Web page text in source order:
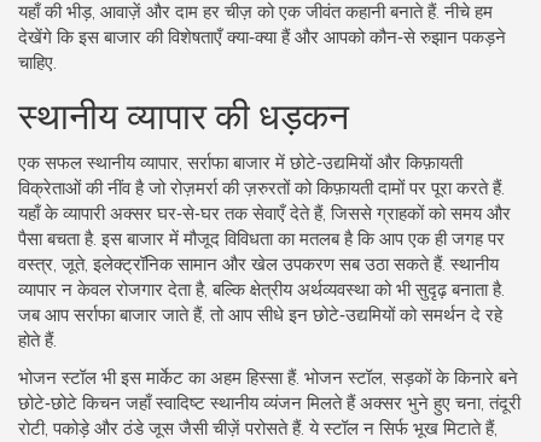
यहाँ की भीड़, आवाज़ें और दाम हर चीज़ को एक जीवंत कहानी बनाते हैं. नीचे हम
देखेंगे कि इस बाजार की विशेषताएँ क्या‑क्या हैं और आपको कौन‑से रुझान पकड़ने
चाहिए.
स्थानीय व्यापार की धड़कन
एक सफलस्थानीय व्यापार,सर्राफा बाजार में छोटे‑उद्यमियों और किफ़ायती
विक्रेताओं की नींव हैजो रोज़मर्रा की ज़रुरतों को किफ़ायती दामों पर पूरा करते हैं.
यहाँ के व्यापारी अक्सर घर‑से‑घर तक सेवाएँ देते हैं, जिससे ग्राहकों को समय और
पैसा बचता है. इस बाजार में मौजूद विविधता का मतलब है कि आप एक ही जगह पर
वस्त्र, जूते, इलेक्ट्रॉनिक सामान और खेल उपकरण सब उठा सकते हैं. स्थानीय
व्यापार न केवल रोजगार देता है, बल्कि क्षेत्रीय अर्थव्यवस्था को भी सुदृढ़ बनाता है.
जब आप सर्राफा बाजार जाते हैं, तो आप सीधे इन छोटे‑उद्यमियों को समर्थन दे रहे
होते हैं.
भोजन स्टॉल भी इस मार्केट का अहम हिस्सा हैं. भोजन स्टॉल,सड़कों के किनारे बने
छोटे‑छोटे किचन जहाँ स्वादिष्ट स्थानीय व्यंजन मिलते हैंअक्सर भुने हुए चना, तंदूरी
रोटी, पकोड़े और ठंडे जूस जैसी चीज़ें परोसते हैं. ये स्टॉल न सिर्फ भूख मिटाते हैं,